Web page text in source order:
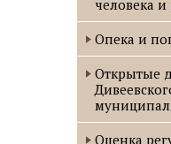
человека и
Опека и
Открытые
Оценка